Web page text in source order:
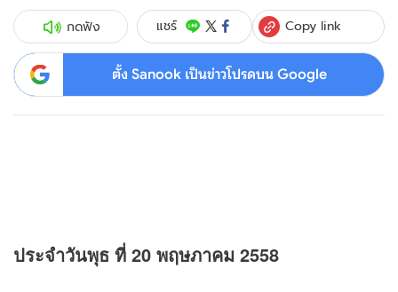
กดฟัง แชร์ Copy link
ตั้ง Sanook เป็นข่าวโปรดบน Google
ประจำวันพุธ ที่ 20 พฤษภาคม 2558